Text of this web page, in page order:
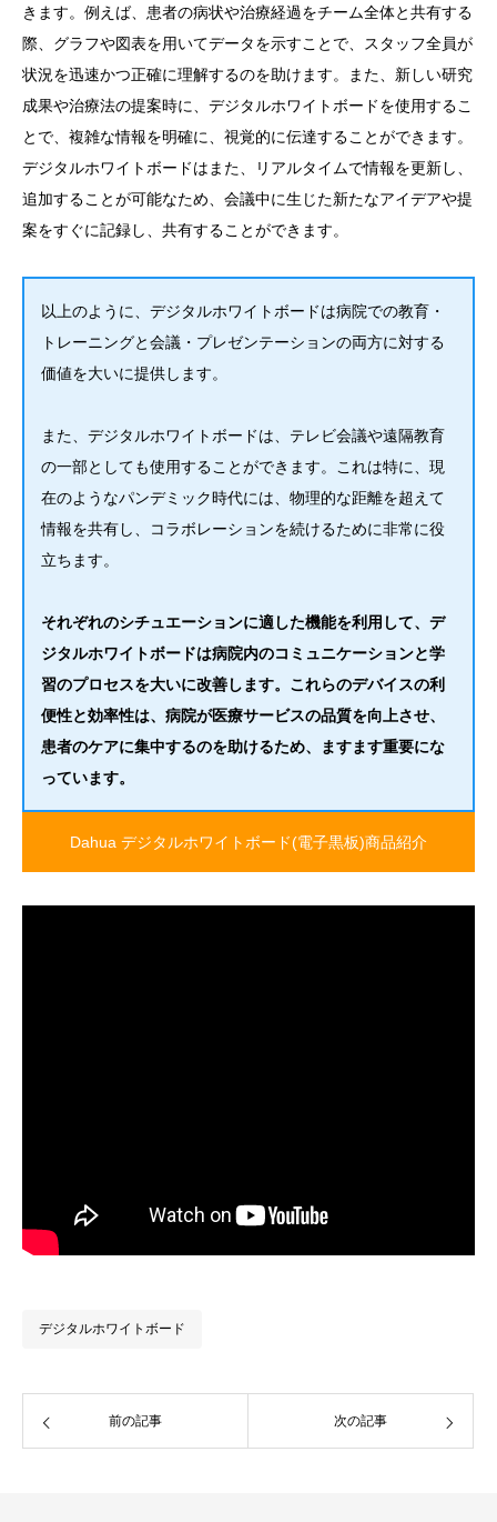
きます。例えば、患者の病状や治療経過をチーム全体と共有する
際、グラフや図表を用いてデータを示すことで、スタッフ全員が
状況を迅速かつ正確に理解するのを助けます。また、新しい研究
成果や治療法の提案時に、デジタルホワイトボードを使用するこ
とで、複雑な情報を明確に、視覚的に伝達することができます。
デジタルホワイトボードはまた、リアルタイムで情報を更新し、
追加することが可能なため、会議中に生じた新たなアイデアや提
案をすぐに記録し、共有することができます。
以上のように、デジタルホワイトボードは病院での教育・
トレーニングと会議・プレゼンテーションの両方に対する
価値を大いに提供します。
また、デジタルホワイトボードは、テレビ会議や遠隔教育
の一部としても使用することができます。これは特に、現
在のようなパンデミック時代には、物理的な距離を超えて
情報を共有し、コラボレーションを続けるために非常に役
立ちます。
それぞれのシチュエーションに適した機能を利用して、デ
ジタルホワイトボードは病院内のコミュニケーションと学
習のプロセスを大いに改善します。これらのデバイスの利
便性と効率性は、病院が医療サービスの品質を向上させ、
患者のケアに集中するのを助けるため、ますます重要にな
っています。
Dahua デジタルホワイトボード(電子黒板)商品紹介
デジタルホワイトボード
前の記事 次の記事